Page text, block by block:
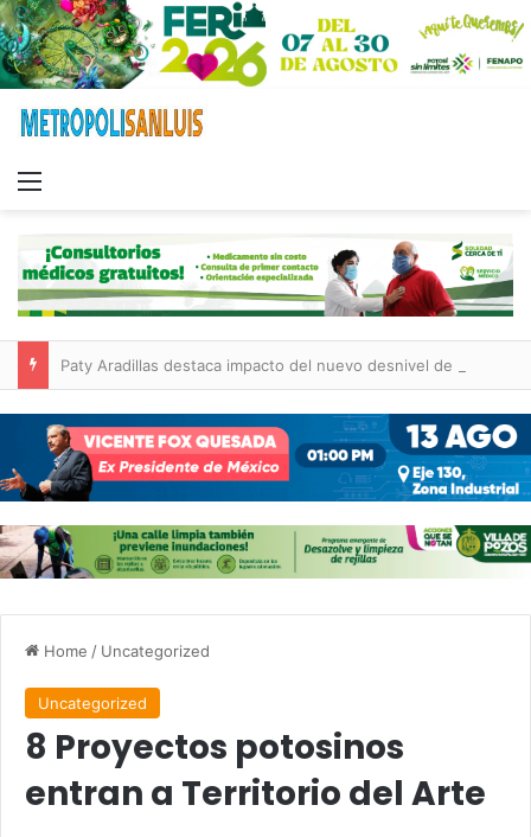
Home / Uncategorized
Uncategorized
8 Proyectos potosinos
entran a Territorio del Arte